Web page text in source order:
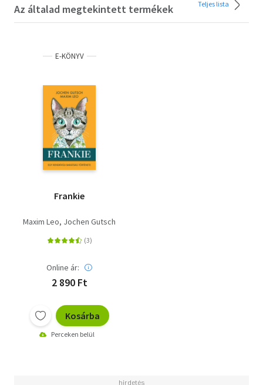
Az általad megtekintett termékek Teljes lista
E-KÖNYV
Frankie
Maxim Leo Jochen Gutsch
Online ár:
2 890 Ft
Kosárba
Perceken belül